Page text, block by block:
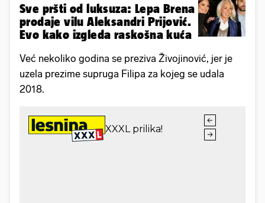
Sve pršti od luksuza: Lepa Brena
prodaje vilu Aleksandri Prijović.
Evo kako izgleda raskošna kuća
Već nekoliko godina se preziva Živojinović, jer je
uzela prezime supruga Filipa za kojeg se udala
2018.